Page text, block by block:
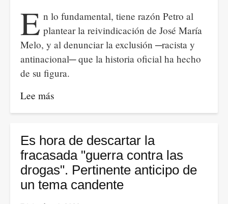
E n lo fundamental, tiene razón Petro al
plantear la reivindicación de José María
Melo, y al denunciar la exclusión ─racista y
antinacional─ que la historia oficial ha hecho
de su figura.
Lee más
Colombia
de
decidir
si
concluye
Es hora de descartar la
fracasada "guerra contra las
drogas". Pertinente anticipo de
un tema candente